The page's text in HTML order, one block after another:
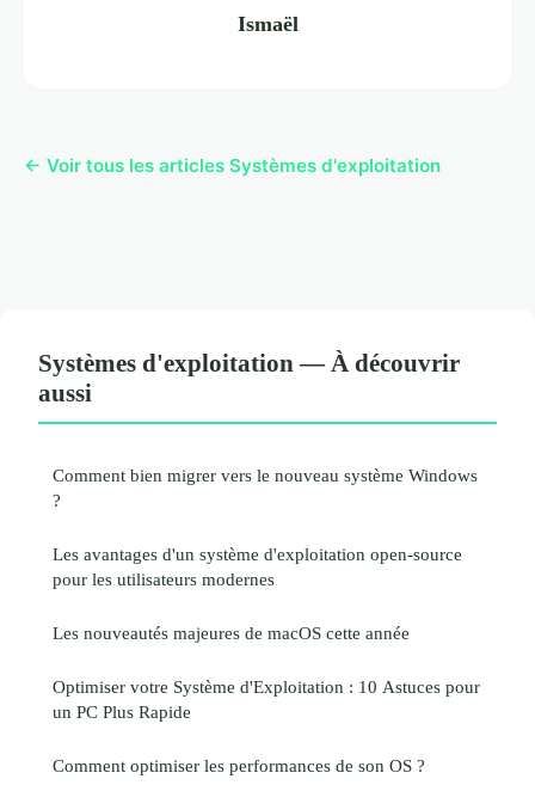
Ismaël
← Voir tous les articles Systèmes d'exploitation
Systèmes d'exploitation — À découvrir
aussi
Comment bien migrer vers le nouveau système Windows
?
Les avantages d'un système d'exploitation open-source
pour les utilisateurs modernes
Les nouveautés majeures de macOS cette année
Optimiser votre Système d'Exploitation : 10 Astuces pour
un PC Plus Rapide
Comment optimiser les performances de son OS ?